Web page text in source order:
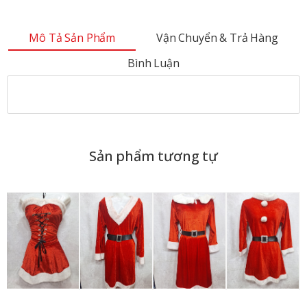
Mô Tả Sản Phẩm
Vận Chuyển & Trả Hàng
Bình Luận
Sản phẩm tương tự